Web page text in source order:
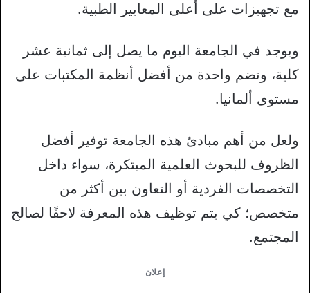
مع تجهيزات على أعلى المعايير الطبية.
ويوجد في الجامعة اليوم ما يصل إلى ثمانية عشر
كلية، وتضم واحدة من أفضل أنظمة المكتبات على
مستوى ألمانيا.
ولعل من أهم مبادئ هذه الجامعة توفير أفضل
الظروف للبحوث العلمية المبتكرة، سواء داخل
التخصصات الفردية أو التعاون بين أكثر من
متخصص؛ كي يتم توظيف هذه المعرفة لاحقًا لصالح
المجتمع.
إعلان